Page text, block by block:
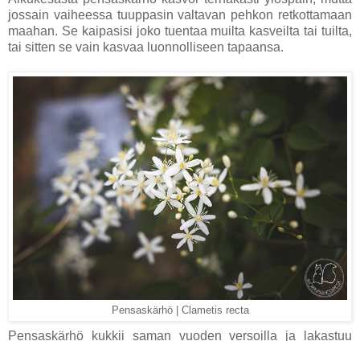
jossain vaiheessa tuuppasin valtavan pehkon retkottamaan
maahan. Se kaipasisi joko tuentaa muilta kasveilta tai tuilta,
tai sitten se vain kasvaa luonnolliseen tapaansa.
Pensaskärhö | Clametis recta
Pensaskärhö kukkii saman vuoden versoilla ja lakastuu